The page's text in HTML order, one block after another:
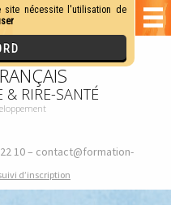
RIRE-SANTÉ
22 10 – contact@formation-
d’inscription